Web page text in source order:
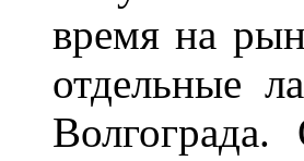
время на
отдельные